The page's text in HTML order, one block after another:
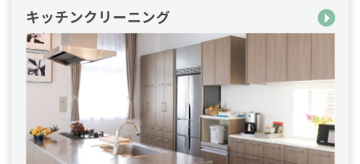
キッチンクリーニング